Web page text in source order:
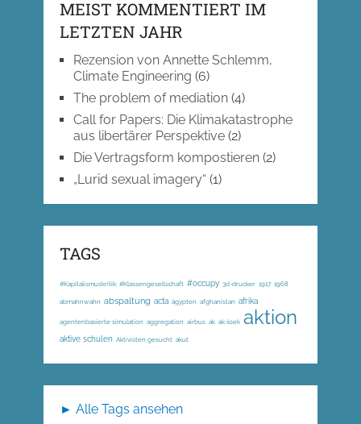
MEIST KOMMENTIERT IM
LETZTEN JAHR
Rezension von Annette Schlemm,
Climate Engineering (6)
The problem of mediation(4)
Call for Papers: Die Klimakatastrophe
aus libertärer Perspektive(2)
Die Vertragsform kompostieren(2)
„Lurid sexual imagery“ (1)
TAGS
#Kapitalismuskritik; #Klassengesellschaft #occupy 3d-drucker 1917 1968
abmahnwahn abspaltung acta ägypten afghanistan afrika
agentenbasierte simulation aggregation airbus ak ak-loek aktion
aktive schulen Aktivisten gesucht akut
► Alle Tags ansehen